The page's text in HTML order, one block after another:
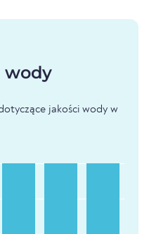
wody
jakości wody w